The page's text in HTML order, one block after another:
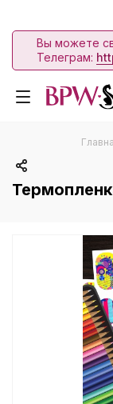
Вы можете
Телеграм: